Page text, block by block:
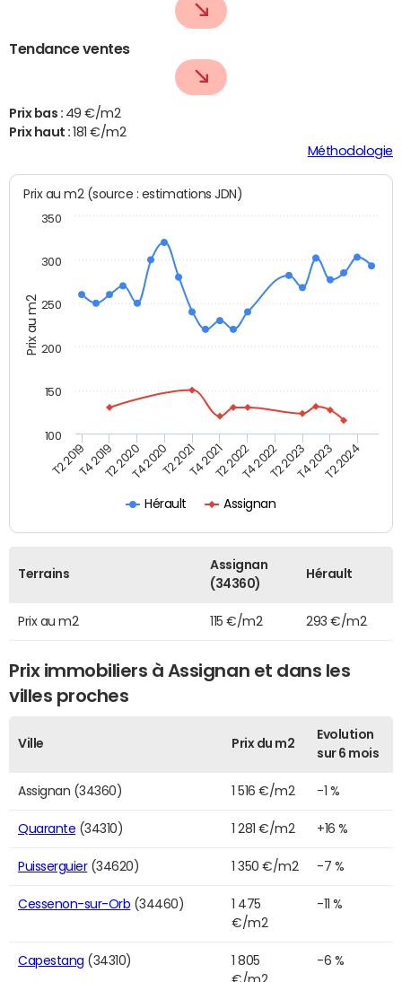
Tendance ventes
Prix bas : 49 €/m2
Prix haut :181 €/m2
Méthodologie
Prix au m2
Prix au m2 (source : estimations JDN)
Hérault Assignan
T2 2019T4 2019T2 2020T4 2020T2 2021T4 2021T2 2022T4 2022T2 2023T4 2023T2 2024
100
150
200
250
300
350
Terrains
Assignan
(34360)
Hérault
Prix au m2 115 €/m2 293 €/m2
Prix immobiliers à Assignan et dans les
villes proches
Ville Prix du m2
Evolution
sur 6 mois
Assignan (34360) 1 516 €/m2 -1 %
Quarante (34310) 1 281 €/m2 +16 %
Puisserguier(34620) 1 350 €/m2 -7 %
Cessenon-sur-Orb (34460)
1 475
€/m2
-11 %
Capestang (34310)
1 805
€/m2
-6 %